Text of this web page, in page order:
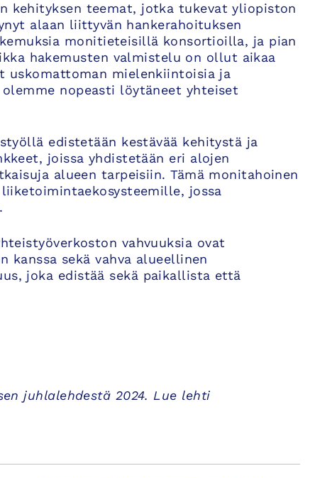
kehityksen teemat, jotka tukevat yliopiston
alaan liittyvän hankerahoituksen
monitieteisillä konsortioilla, ja pian
hakemusten valmistelu on ollut aikaa
uskomattoman mielenkiintoisia ja
nopeasti löytäneet yhteiset
edistetään kestävää kehitystä ja
joissa yhdistetään eri alojen
alueen tarpeisiin. Tämä monitahoinen
jossa
vahvuuksia ovat
sekä vahva alueellinen
joka edistää sekä paikallista että
juhlalehdestä 2024. Lue lehti